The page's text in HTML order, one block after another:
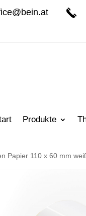
Produkte
Papier 110 x 60 mm